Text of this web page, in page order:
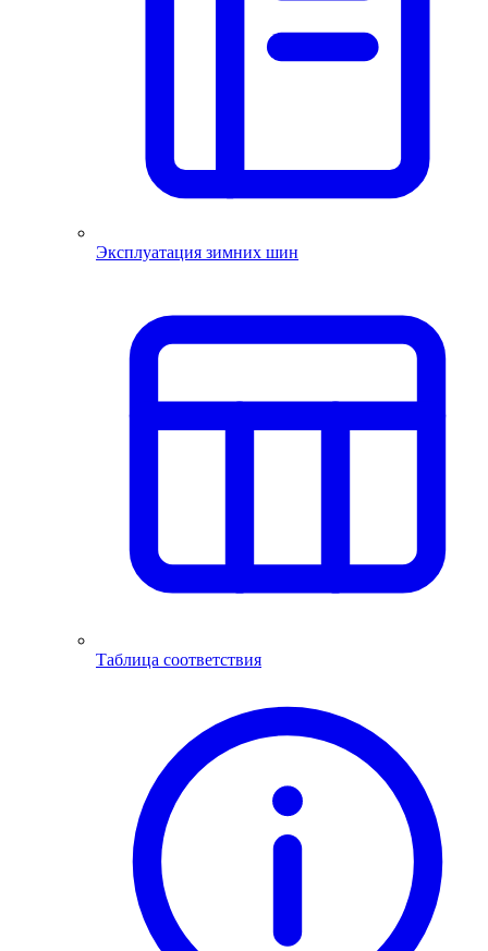
Эксплуатация зимних шин
Таблица соответствия